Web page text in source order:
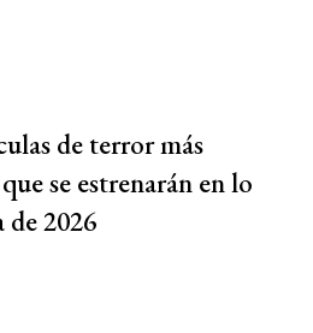
de terror más
se estrenarán en lo
de 2026